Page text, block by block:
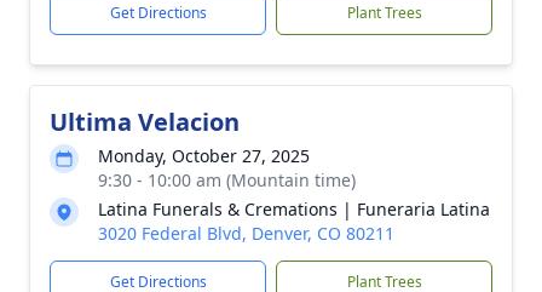
Get Directions Plant Trees
Ultima Velacion
Monday, October 27, 2025
9:30 - 10:00 am (Mountain time)
Latina Funerals & Cremations | Funeraria Latina
3020 Federal Blvd, Denver, CO 80211
Get Directions Plant Trees